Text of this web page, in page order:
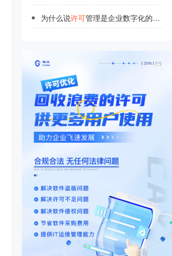
为什么说许可管理是企业数字化的基础工程？